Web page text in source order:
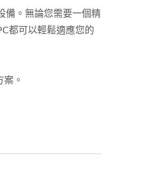
備。無論您需要一個精
都可以輕鬆適應您的
。